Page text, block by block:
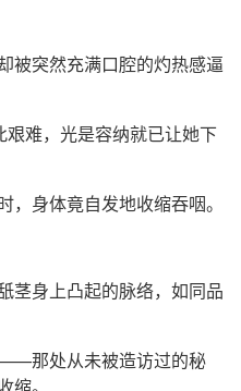
被突然充满口腔的灼热感逼
艰难，光是容纳就已让她下
身体竟自发地收缩吞咽。
茎身上凸起的脉络，如同品
那处从未被造访过的秘